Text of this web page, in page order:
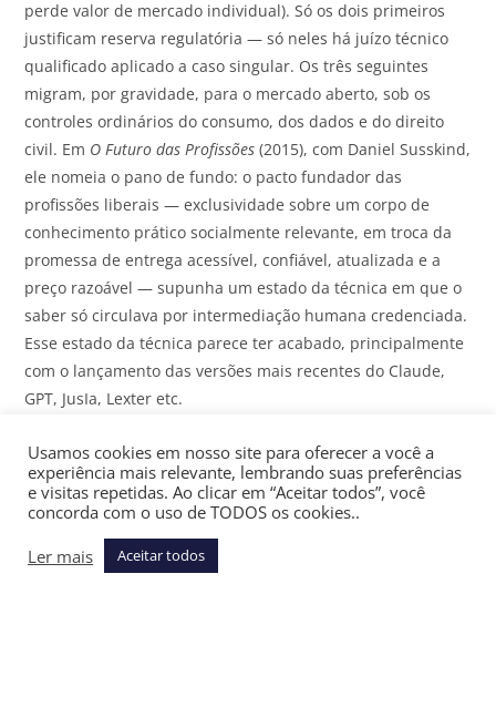
perde valor de mercado individual). Só os dois primeiros
justificam reserva regulatória — só neles há juízo técnico
qualificado aplicado a caso singular. Os três seguintes
migram, por gravidade, para o mercado aberto, sob os
controles ordinários do consumo, dos dados e do direito
civil. Em O Futuro das Profissões (2015), com Daniel Susskind,
ele nomeia o pano de fundo: o pacto fundador das
profissões liberais — exclusividade sobre um corpo de
conhecimento prático socialmente relevante, em troca da
promessa de entrega acessível, confiável, atualizada e a
preço razoável — supunha um estado da técnica em que o
saber só circulava por intermediação humana credenciada.
Esse estado da técnica parece ter acabado, principalmente
com o lançamento das versões mais recentes do Claude,
GPT, JusIa, Lexter etc.
E o que está acontecendo é datável, passo a passo. Nos
anos 2000, os próprios tribunais passaram a oferecer
consulta processual onlinee, em seguida, o sistema de
processual passou a chegar por e-mail ao advogado,
Usamos cookies em nosso site para oferecer a você a
experiência mais relevante, lembrando suas preferências
e visitas repetidas. Ao clicar em “Aceitar todos”, você
concorda com o uso de TODOS os cookies..
Ler mais
Aceitar todos